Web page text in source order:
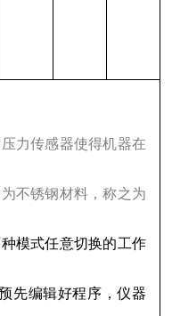
力传感器使得机器在
不锈钢材料，称之为
模式任意切换的工作
先编辑好程序，仪器